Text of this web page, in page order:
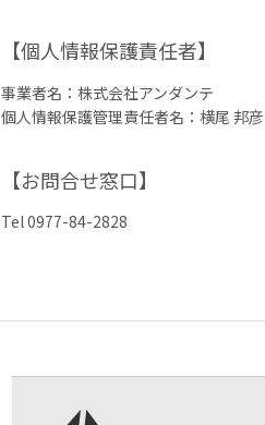
【個人情報保護責任者】
事業者名：株式会社アンダンテ
個人情報保護管理責任者名：横尾 邦彦
【お問合せ窓口】
Tel 0977-84-2828